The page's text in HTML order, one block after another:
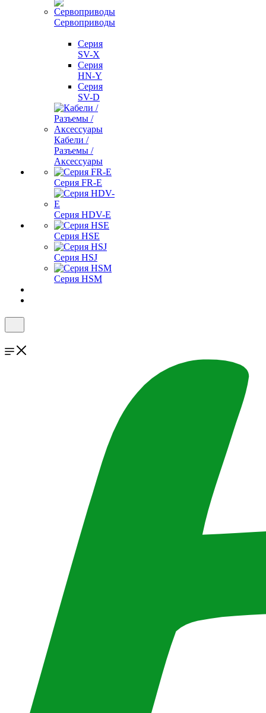
Сервоприводы
Серия
SV-X
Серия
HN-Y
Серия
SV-D
Кабели /
Разъемы /
Аксессуары
Серия FR-E
Серия HDV-E
Серия HSE
Серия HSJ
Серия HSM